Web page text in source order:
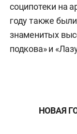
соципотеки на
году также
знаменитых
подкова» и
НОВАЯ